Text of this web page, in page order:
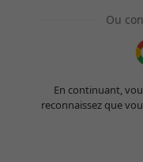
Ou
En continuant,
reconnaissez que